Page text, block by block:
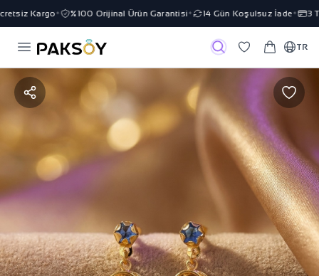
Kargo✦ %100 Orijinal Ürün Garantisi ✦ 14 Gün Koşulsuz İade✦ 3
TR